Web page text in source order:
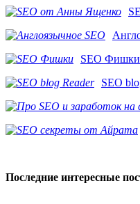
SEO Фишки
SEO
Последние интересные